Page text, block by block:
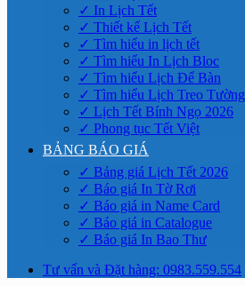
✓ In Lịch Tết
✓ Thiết kế Lịch Tết
✓ Tìm hiểu in lịch tết
✓ Tìm hiểu In Lịch Bloc
✓ Tìm hiểu Lịch Để Bàn
✓ Tìm hiểu Lịch Treo Tường
✓ Lịch Tết Bính Ngọ 2026
✓ Phong tục Tết Việt
BẢNG BÁO GIÁ
✓ Bảng giá Lịch Tết 2026
✓ Báo giá In Tờ Rơi
✓ Báo giá in Name Card
✓ Báo giá in Catalogue
✓ Báo giá In Bao Thư
Tư vấn và Đặt hàng: 0983.559.554